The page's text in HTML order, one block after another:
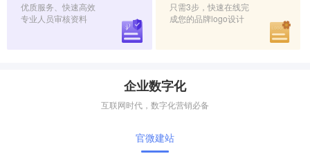
优质服务、快速高效
专业人员审核资料
只需3步，快速在线完
成您的品牌logo设计
企业数字化
互联网时代，数字化营销必备
官微建站